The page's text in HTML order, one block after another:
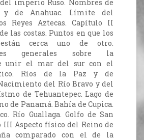
imperio Ruso. Nombres de
y de Anahuac. Límite del
Reyes Aztecas. Capítulo II
las costas. Puntos en que los
cerca uno de otro.
generales sobre la
unir el mar del sur con el
Ríos de la Paz y de
del Río Bravo y del
de Tehuantepec. Lago de
de Panamá. Bahía de Cupica.
Río Guallaga. Golfo de San
III Aspecto físico del Reino de
comparado con el de la